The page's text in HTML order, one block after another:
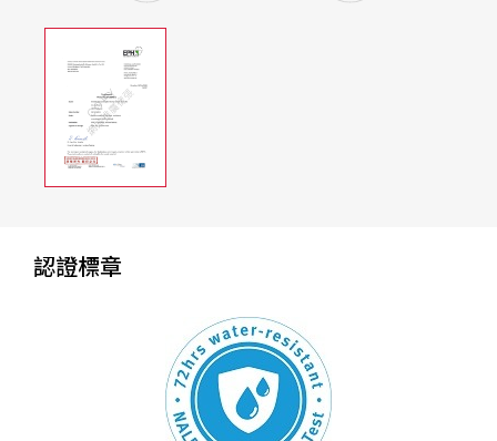
認證標章